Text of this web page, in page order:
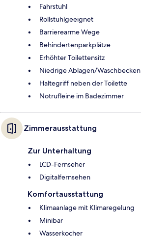
Fahrstuhl
Rollstuhlgeeignet
Barrierearme Wege
Behindertenparkplätze
Erhöhter Toilettensitz
Niedrige Ablagen/Waschbecken
Haltegriff neben der Toilette
Notrufleine im Badezimmer
Zimmerausstattung
Zur Unterhaltung
LCD-Fernseher
Digitalfernsehen
Komfortausstattung
Klimaanlage mit Klimaregelung
Minibar
Wasserkocher